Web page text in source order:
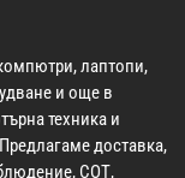
лаптопи,
и още в
техника и
доставка,
СОТ,